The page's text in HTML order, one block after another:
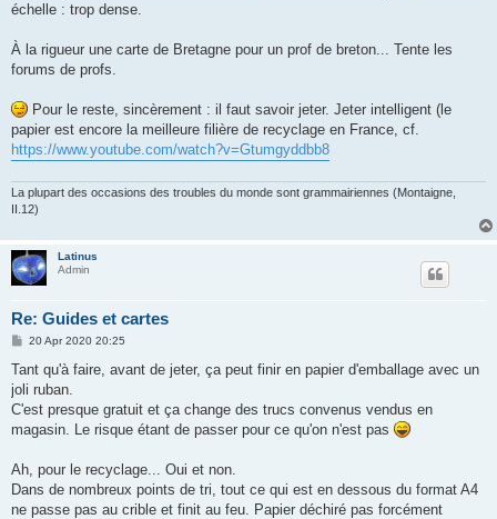
échelle : trop dense.
À la rigueur une carte de Bretagne pour un prof de breton... Tente les
forums de profs.
Pour le reste, sincèrement : il faut savoir jeter. Jeter intelligent (le
papier est encore la meilleure filière de recyclage en France, cf.
https://www.youtube.com/watch?v=Gtumgyddbb8
La plupart des occasions des troubles du monde sont grammairiennes (Montaigne,
II.12)
Latinus
Admin
Re: Guides et cartes
P
s
20 Apr 2020 20:25
Tant qu'à faire, avant de jeter, ça peut finir en papier d'emballage avec un
joli ruban.
C'est presque gratuit et ça change des trucs convenus vendus en
magasin. Le risque étant de passer pour ce qu'on n'est pas
Ah, pour le recyclage... Oui et non.
Dans de nombreux points de tri, tout ce qui est en dessous du format A4
ne passe pas au crible et finit au feu. Papier déchiré pas forcément